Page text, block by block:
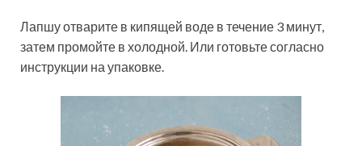
Лапшу отварите в кипящей воде в течение 3 минут,
затем промойте в холодной. Или готовьте согласно
инструкции на упаковке.